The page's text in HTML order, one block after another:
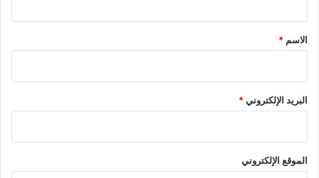
*
الاسم *
البريد الإلكتروني*
الموقع الإلكتروني